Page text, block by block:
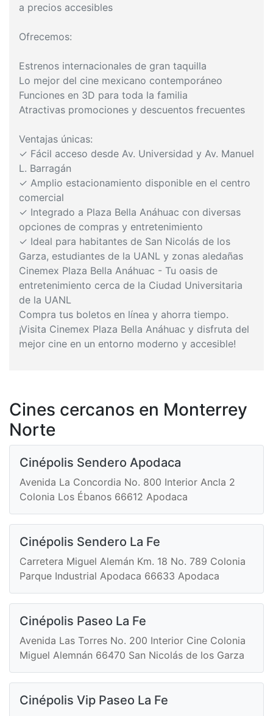
a precios accesibles
Ofrecemos:
Estrenos internacionales de gran taquilla
Lo mejor del cine mexicano contemporáneo
Funciones en 3D para toda la familia
Atractivas promociones y descuentos frecuentes
Ventajas únicas:
✓ Fácil acceso desde Av. Universidad y Av. Manuel
L. Barragán
✓ Amplio estacionamiento disponible en el centro
comercial
✓ Integrado a Plaza Bella Anáhuac con diversas
opciones de compras y entretenimiento
✓ Ideal para habitantes de San Nicolás de los
Garza, estudiantes de la UANL y zonas aledañas
Cinemex Plaza Bella Anáhuac - Tu oasis de
entretenimiento cerca de la Ciudad Universitaria
de la UANL
Compra tus boletos en línea y ahorra tiempo.
¡Visita Cinemex Plaza Bella Anáhuac y disfruta del
mejor cine en un entorno moderno y accesible!
Cines cercanos en Monterrey
Norte
Cinépolis Sendero Apodaca
Avenida La Concordia No. 800 Interior Ancla 2
Colonia Los Ébanos 66612 Apodaca
Cinépolis Sendero La Fe
Carretera Miguel Alemán Km. 18 No. 789 Colonia
Parque Industrial Apodaca 66633 Apodaca
Cinépolis Paseo La Fe
Avenida Las Torres No. 200 Interior Cine Colonia
Miguel Alemnán 66470 San Nicolás de los Garza
Cinépolis Vip Paseo La Fe